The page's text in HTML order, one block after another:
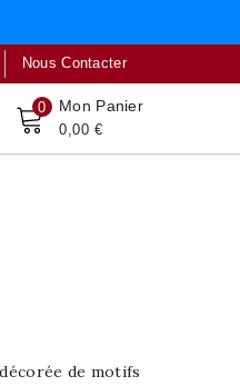
Nous Contacter
0 Mon Panier
0,00 €
de motifs